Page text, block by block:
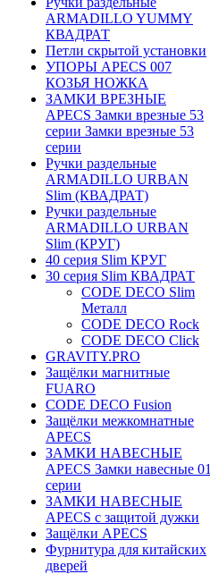
ARMADILLO YUMMY
КВАДРАТ
Петли скрытой установки
УПОРЫ APECS 007
КОЗЬЯ НОЖКА
ЗАМКИ ВРЕЗНЫЕ
APECS Замки врезные 53
серии Замки врезные 53
серии
Ручки раздельные
ARMADILLO URBAN
Slim (КВАДРАТ)
Ручки раздельные
ARMADILLO URBAN
Slim (КРУГ)
40 серия Slim КРУГ
30 серия Slim КВАДРАТ
CODE DECO Slim
Металл
CODE DECO Rock
CODE DECO Click
GRAVITY.PRO
Защёлки магнитные
FUARO
CODE DECO Fusion
Защёлки межкомнатные
APECS
ЗАМКИ НАВЕСНЫЕ
APECS Замки навесные 01
серии
ЗАМКИ НАВЕСНЫЕ
APECS с защитой дужки
Защёлки APECS
Фурнитура для китайских
дверей